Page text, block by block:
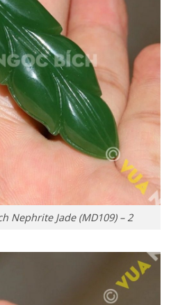
Nephrite Jade (MD109) – 2